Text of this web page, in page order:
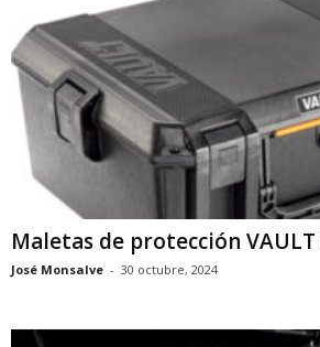
Maletas de protección VAULT
José Monsalve - 30 octubre, 2024